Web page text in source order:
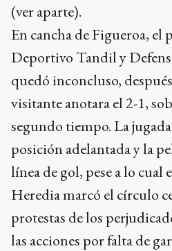
(ver aparte).
En cancha de Figueroa, el
Deportivo Tandil y
quedó inconcluso,
visitante anotara el 2-1,
segundo tiempo. La
posición adelantada y la
línea de gol, pese a lo
Heredia marcó el círculo
protestas de los
las acciones por falta de